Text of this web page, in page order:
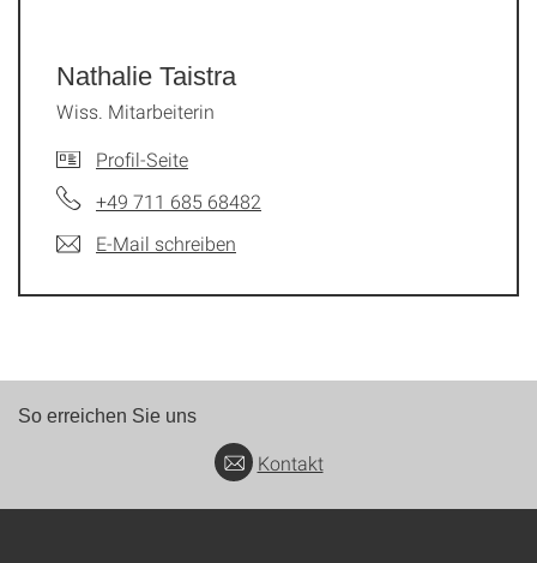
Nathalie Taistra
Wiss. Mitarbeiterin
Profil-Seite
+49 711 685 68482
E-Mail schreiben
So erreichen Sie uns
Kontakt